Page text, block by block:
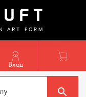
Вход